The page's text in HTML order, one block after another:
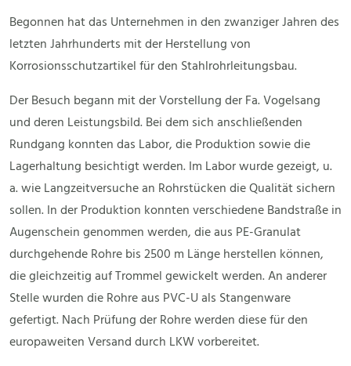
Begonnen hat das Unternehmen in den zwanziger Jahren des
letzten Jahrhunderts mit der Herstellung von
Korrosionsschutzartikel für den Stahlrohrleitungsbau.
Der Besuch begann mit der Vorstellung der Fa. Vogelsang
und deren Leistungsbild. Bei dem sich anschließenden
Rundgang konnten das Labor, die Produktion sowie die
Lagerhaltung besichtigt werden. Im Labor wurde gezeigt, u.
a. wie Langzeitversuche an Rohrstücken die Qualität sichern
sollen. In der Produktion konnten verschiedene Bandstraße in
Augenschein genommen werden, die aus PE-Granulat
durchgehende Rohre bis 2500 m Länge herstellen können,
die gleichzeitig auf Trommel gewickelt werden. An anderer
Stelle wurden die Rohre aus PVC-U als Stangenware
gefertigt. Nach Prüfung der Rohre werden diese für den
europaweiten Versand durch LKW vorbereitet.